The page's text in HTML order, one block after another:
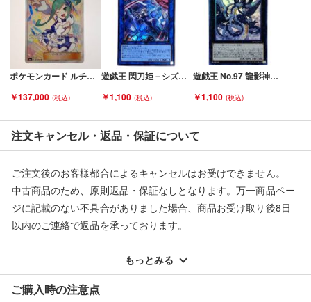
■状態等は画像をご確認・ご参照下さい。
こちらの商品はお客様から買取させていただいた商品であり、
人の手を経た商品です。
■弊社からは、ご落札やご購入いただいた全てのお客様に評価を
評価ご不要のお客様は、ご落札・ご購入をお控えください。
■弊社（株式会社オカモトＲＭＣ）を装った偽装サイトにご注意
ください■
た『偽装サイト』を確認しておりますが、
当店とは一切関係がございませんのでご注意ください。
ポケモンカード ルチア 104/096 SM7 SR 折れ有 Cランク
￥137,000
遊戯王 閃刀姫－シズク SLF1-JP039 ウルトラレア イラスト違い トレカ Bランク
￥1,100
遊戯王 No.97 龍影神ドラッグラビリオン CP19-JP033 コレクターズレア トレカ Bランク
￥1,100
注文キャンセル・返品・保証について
ご注文後のお客様都合によるキャンセルはお受けできません。
中古商品のため、原則返品・保証なしとなります。万一商品ペー
ジに記載のない不具合がありました場合、商品お受け取り後8日
以内のご連絡で返品を承っております。
配送料ともに当社負担で対応いたします。
※オンラインストアで購入頂いた商品は、店頭での返品はお受け
できません。また、商品の修理及び交換に関しては承ることがで
もっとみる
ご購入時の注意点